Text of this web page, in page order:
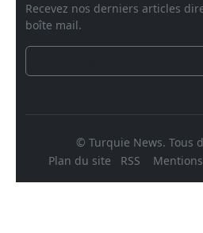
Recevez nos derniers articles
boîte mail.
© Turquie News. Tous
Plan du site
RSS